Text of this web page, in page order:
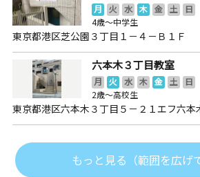
月 火 水 木 金 土
日
4歳～中学生
東京都港区芝公園３丁目１－４－Ｂ１Ｆ
六本木３丁目教室
月 火 水 木 金 土
日
2歳～高校生
東京都港区六本木３丁目５－２１エフ六本
もっと見る（範囲を広げ